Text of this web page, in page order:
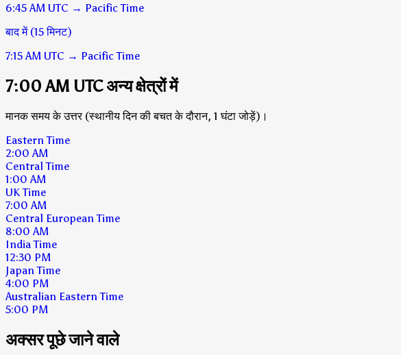
6:45 AM UTC → Pacific Time
बाद में (15 मिनट)
7:15 AM UTC → Pacific Time
7:00 AM UTC अन्य क्षेत्रों में
मानक समय के उत्तर (स्थानीय दिन की बचत के दौरान, 1 घंटा जोड़ें)।
Eastern Time
2:00 AM
Central Time
1:00 AM
UK Time
7:00 AM
Central European Time
8:00 AM
India Time
12:30 PM
Japan Time
4:00 PM
Australian Eastern Time
5:00 PM
अक्सर पूछे जाने वाले